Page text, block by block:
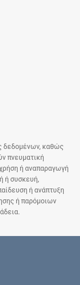
δεδομένων, καθώς
πνευματική
ή αναπαραγωγή
ή συσκευή,
ή ανάπτυξη
ή παρόμοιων